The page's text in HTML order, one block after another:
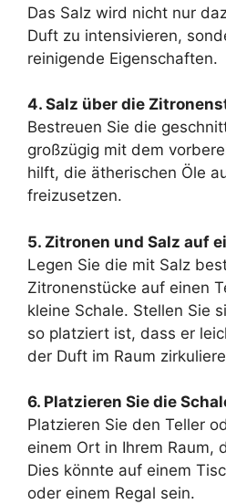
Das Salz wird nicht nur
Duft zu intensivieren,
reinigende Eigenschaften.
4. Salz über die
Bestreuen Sie die
großzügig mit dem
hilft, die ätherischen Öle
freizusetzen.
5. Zitronen und Salz auf
Legen Sie die mit Salz
Zitronenstücke auf einen
kleine Schale. Stellen Sie
so platziert ist, dass er
der Duft im Raum
6. Platzieren Sie die
Platzieren Sie den Teller
einem Ort in Ihrem Raum,
Dies könnte auf einem
oder einem Regal sein.